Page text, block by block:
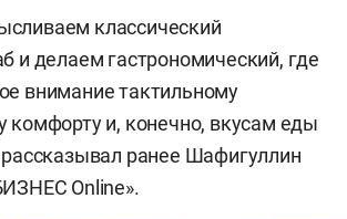
классический
и делаем гастрономический, где
внимание тактильному
комфорту и, конечно, вкусам еды
ранее Шафигуллин
Online».